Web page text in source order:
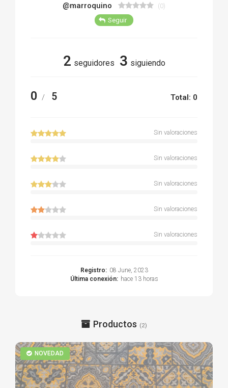
@marroquino (0)
Seguir
2 seguidores 3 siguiendo
0 / 5 Total: 0
Sin valoraciones
Sin valoraciones
Sin valoraciones
Sin valoraciones
Sin valoraciones
Registro: 08 June, 2023
Última conexión: hace 13 horas
Productos (2)
NOVEDAD